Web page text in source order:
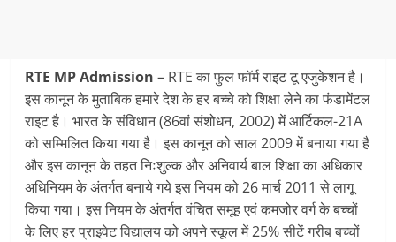
RTE MP Admission– RTE का फुल फॉर्म राइट टू एजुकेशन है।
इस कानून के मुताबिक हमारे देश के हर बच्चे को शिक्षा लेने का फंडामेंटल
राइट है। भारत के संविधान (86वां संशोधन, 2002) में आर्टिकल-21A
को सम्मिलित किया गया है। इस कानून को साल 2009 में बनाया गया है
और इस कानून के तहत निःशुल्क और अनिवार्य बाल शिक्षा का अधिकार
अधिनियम के अंतर्गत बनाये गये इस नियम को 26 मार्च 2011 से लागू
किया गया। इस नियम के अंतर्गत वंचित समूह एवं कमजोर वर्ग के बच्चों
के लिए हर प्राइवेट विद्यालय को अपने स्कूल में 25% सीटें गरीब बच्चों